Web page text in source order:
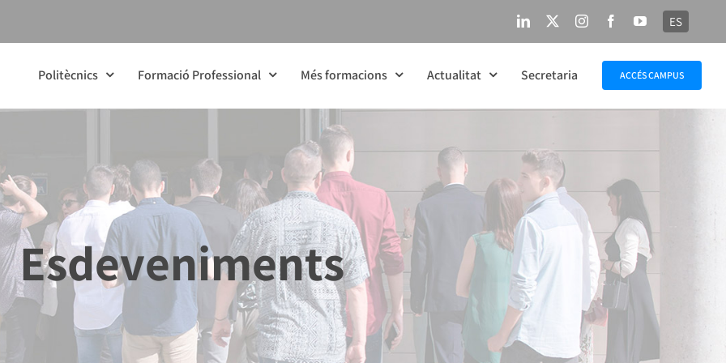
LinkedIn InstagramFacebookYouTube
ES
Politècnics Formació Professional Més formacions Actualitat Secretaria ACCÉS CAMPUS
Esdeveniments